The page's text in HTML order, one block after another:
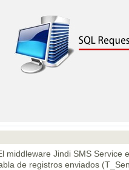
middleware Jindi SMS Service
de registros enviados